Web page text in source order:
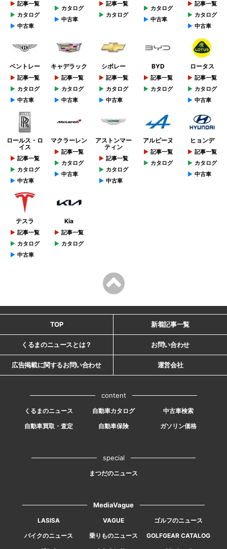
記事一覧
カタログ
中古車
カタログ
中古車
記事一覧
カタログ
カタログ
中古車
記事一覧
カタログ
中古車
ベントレー
記事一覧
カタログ
中古車
キャデラック
記事一覧
カタログ
中古車
シボレー
記事一覧
カタログ
中古車
BYD
記事一覧
カタログ
ロータス
記事一覧
カタログ
中古車
ロールス・ロ
イス
記事一覧
カタログ
中古車
マクラーレン
記事一覧
カタログ
中古車
アストンマー
ティン
記事一覧
カタログ
中古車
アルピーヌ
記事一覧
カタログ
ヒョンデ
記事一覧
カタログ
中古車
テスラ
記事一覧
カタログ
中古車
Kia
記事一覧
カタログ
TOP 新着記事一覧
くるまのニュースとは？ お問い合わせ
広告掲載に関するお問い合わせ 運営会社
content
くるまのニュース 自動車カタログ
中古車検索
自動車買取・査定
自動車保険 ガソリン価格
special
まつだのニュース
MediaVague
LASISA VAGUE
ゴルフのニュース
バイクのニュース
乗りものニュース
GOLFGEAR CATALOG